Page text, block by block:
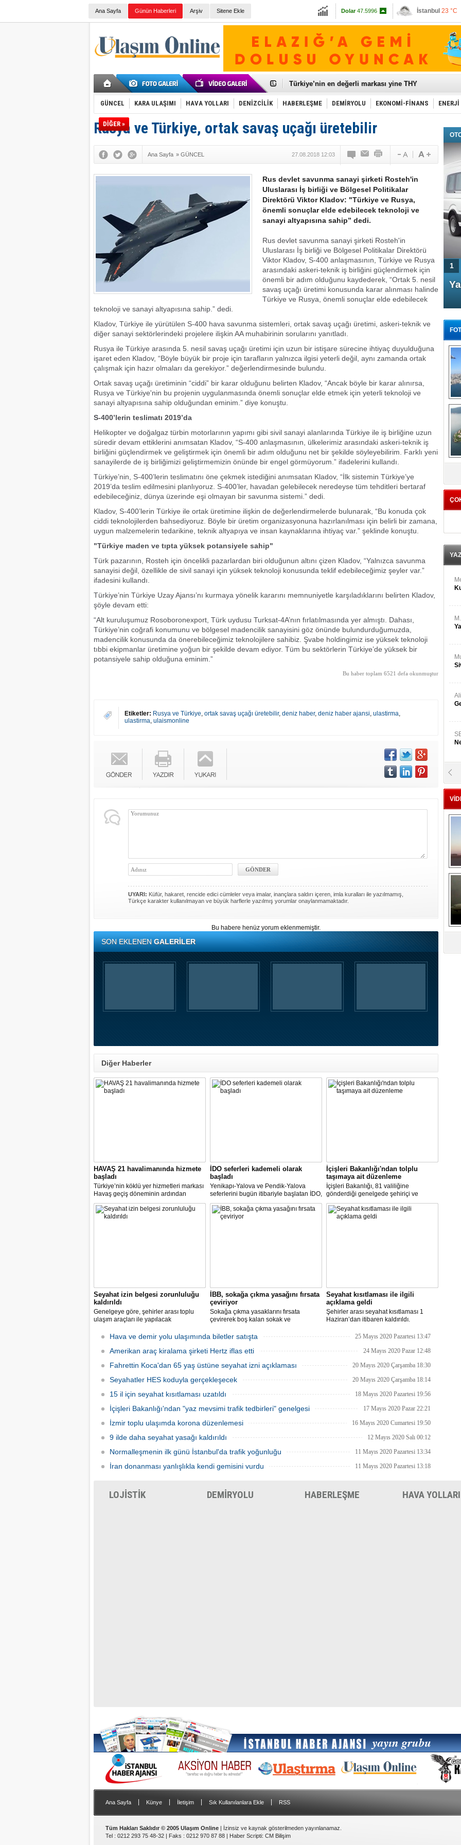
Ana Sayfa Günün Haberleri Arşiv Sitene Ekle Dolar47.5996
Euro54.823
İstanbul 23 °C
Ankara24 °C
Galataport Projesi'nde sona yaklaşıldı
BMW, deniz biyoyakıtını UECC, GoodShipping ile
Kiralık minibüse talep artışı var
VW'de üst düzey atama
Türkiye’nin en değerli markası yine THY
İzmir-Antalya seyahat süresi 3 saate inecek
Osmanlı'nın projesi ülkeye milyarlarca dolar gelir
Otomotivde üretim artıyor, satış beklentileri yükseldi
Toyota Türkiye, 800 kişi istihdam edecek
Otomobil ihracatı mayıs ayında yüzde 56 azaldı
HAVAŞ 21 havalimanında hizmete başladı
İran'a ait yük gemisi Irak karasularında battı
'Jet uçak' çözümü ile gemi ihracatına hareketlilik
Rus savaş gemisi Çanakkale Boğazı’ndan geçti
GÜNCEL KARA ULAŞIMI HAVA YOLLARI DENİZCİLİK HABERLEŞME DEMİRYOLU EKONOMİ-FİNANS ENERJİ
DİĞER »
Rusya ve Türkiye, ortak savaş uçağı üretebilir
Ana Sayfa » GÜNCEL 27.08.2018 12:03
Rus devlet savunma sanayi şirketi Rosteh'in
Uluslarası İş birliği ve Bölgesel Politikalar
Direktörü Viktor Kladov: "Türkiye ve Rusya,
önemli sonuçlar elde edebilecek teknoloji ve
sanayi altyapısına sahip” dedi.
Rus devlet savunma sanayi şirketi Rosteh'in
Uluslarası İş birliği ve Bölgesel Politikalar Direktörü
Viktor Kladov, S-400 anlaşmasının, Türkiye ve Rusya
arasındaki askeri-teknik iş birliğini güçlendirmek için
önemli bir adım olduğunu kaydederek, “Ortak 5. nesil
savaş uçağı üretimi konusunda karar alınması halinde
Türkiye ve Rusya, önemli sonuçlar elde edebilecek
teknoloji ve sanayi altyapısına sahip.” dedi.
Kladov, Türkiye ile yürütülen S-400 hava savunma sistemleri, ortak savaş uçağı üretimi, askeri-teknik ve
diğer sanayi sektörlerindeki projelere ilişkin AA muhabirinin sorularını yanıtladı.
Rusya ile Türkiye arasında 5. nesil savaş uçağı üretimi için uzun bir istişare sürecine ihtiyaç duyulduğuna
işaret eden Kladov, “Böyle büyük bir proje için tarafların yalnızca ilgisi yeterli değil, aynı zamanda ortak
çalışmak için hazır olmaları da gerekiyor.” değerlendirmesinde bulundu.
Ortak savaş uçağı üretiminin “ciddi” bir karar olduğunu belirten Kladov, “Ancak böyle bir karar alınırsa,
Rusya ve Türkiye'nin bu projenin uygulanmasında önemli sonuçlar elde etmek için yeterli teknoloji ve
sanayi altyapısına sahip olduğundan eminim.” diye konuştu.
S-400’lerin teslimatı 2019’da
Helikopter ve doğalgaz türbin motorlarının yapımı gibi sivil sanayi alanlarında Türkiye ile iş birliğine uzun
süredir devam ettiklerini anımsatan Kladov, “S-400 anlaşmasının, ülkelerimiz arasındaki askeri-teknik iş
birliğini güçlendirmek ve geliştirmek için önemli bir adım olduğunu net bir şekilde söyleyebilirim. Farklı yeni
sanayilerde de iş birliğimizi geliştirmemizin önünde bir engel görmüyorum.” ifadelerini kullandı.
Türkiye’nin, S-400’lerin teslimatını öne çekmek istediğini anımsatan Kladov, “İlk sistemin Türkiye’ye
2019’da teslim edilmesini planlıyoruz. S-400’ler, havadan gelebilecek neredeyse tüm tehditleri bertaraf
edebileceğiniz, dünya üzerinde eşi olmayan bir savunma sistemi.” dedi.
Kladov, S-400’lerin Türkiye ile ortak üretimine ilişkin de değerlendirmelerde bulunarak, “Bu konuda çok
ciddi teknolojilerden bahsediyoruz. Böyle bir üretim organizasyonuna hazırlanılması için belirli bir zamana,
uygun malzemelerin tedarikine, teknik altyapıya ve insan kaynaklarına ihtiyaç var.” şeklinde konuştu.
"Türkiye maden ve tıpta yüksek potansiyele sahip"
Türk pazarının, Rosteh için öncelikli pazarlardan biri olduğunun altını çizen Kladov, “Yalnızca savunma
sanayisi değil, özellikle de sivil sanayi için yüksek teknoloji konusunda teklif edebileceğimiz şeyler var.”
ifadesini kullandı.
Türkiye’nin Türkiye Uzay Ajansı’nı kurmaya yönelik kararını memnuniyetle karşıladıklarını belirten Kladov,
şöyle devam etti:
“Alt kuruluşumuz Rosoboronexport, Türk uydusu Turksat-4A’nın fırlatılmasında yer almıştı. Dahası,
Türkiye’nin coğrafi konumunu ve bölgesel madencilik sanayisini göz önünde bulundurduğumuzda,
madencilik konusunda da önerebileceğimiz teknolojilere sahibiz. Şvabe holdingimiz ise yüksek teknoloji
tıbbi ekipmanlar üretimine yoğun bir şekilde devam ediyor. Tüm bu sektörlerin Türkiye’de yüksek bir
potansiyele sahip olduğuna eminim.”
Bu haber toplam 6521 defa okunmuştur
Etiketler: Rusya ve Türkiye, ortak savaş uçağı üretebilir, deniz haber, deniz haber ajansi, ulastirma,
ulastirma, ulaismonline
UYARI: Küfür, hakaret, rencide edici cümleler veya imalar, inançlara saldırı içeren, imla kuralları ile yazılmamış,
Türkçe karakter kullanılmayan ve büyük harflerle yazılmış yorumlar onaylanmamaktadır.
Bu habere henüz yorum eklenmemiştir.
SON EKLENENGALERİLER
Diğer Haberler
HAVAŞ 21 havalimanında hizmete
başladı
Türkiye’nin köklü yer hizmetleri markası
Havaş geçiş döneminin ardından
koronavirüse karşı tüm önlemleri alarak
tarifeli yolcu seferlerine hizmet vermeye
başladı.
İDO seferleri kademeli olarak
başladı
Yenikapı-Yalova ve Pendik-Yalova
seferlerini bugün itibariyle başlatan İDO,
2 haziran itibariyle de bünyesinde
seferlerini kademeli olarak başlatacak.
İçişleri Bakanlığı'ndan tolplu
taşımaya ait düzenleme
İçişleri Bakanlığı, 81 valiliğine
gönderdiği genelgede şehiriçi ve
şehirlerarası yolcu taşımacılığında
yüzde 50 kapasite kullanma
zorunluluğunu kaldırdı.
Seyahat izin belgesi zorunluluğu
kaldırıldı
Genelgeye göre, şehirler arası toplu
ulaşım araçları ile yapılacak
zorunluluğu yürürlükten kaldırıldı.
İBB, sokağa çıkma yasağını fırsata
çeviriyor
Sokağa çıkma yasaklarını fırsata
çevirerek boş kalan sokak ve
yakalayan İBB, bu hafta sonu, şimdiye
kadarki en yüksek sayıdaki personeliyle
iş başında olacak.
Seyahat kısıtlaması ile ilgili
açıklama geldi
Şehirler arası seyahat kısıtlaması 1
Haziran’dan itibaren kaldırıldı.
bazı şehirler için seyahat kısıtlaması
Hava ve demir yolu ulaşımında biletler satışta 25 Mayıs 2020 Pazartesi 13:47
Amerikan araç kiralama şirketi Hertz iflas etti 24 Mayıs 2020 Pazar 12:48
Fahrettin Koca'dan 65 yaş üstüne seyahat izni açıklaması 20 Mayıs 2020 Çarşamba 18:30
Seyahatler HES koduyla gerçekleşecek 20 Mayıs 2020 Çarşamba 18:14
15 il için seyahat kısıtlaması uzatıldı 18 Mayıs 2020 Pazartesi 19:56
İçişleri Bakanlığı'ndan "yaz mevsimi trafik tedbirleri" genelgesi 17 Mayıs 2020 Pazar 22:21
İzmir toplu ulaşımda korona düzenlemesi 16 Mayıs 2020 Cumartesi 19:50
9 ilde daha seyahat yasağı kaldırıldı 12 Mayıs 2020 Salı 00:12
Normalleşmenin ilk günü İstanbul'da trafik yoğunluğu 11 Mayıs 2020 Pazartesi 13:34
İran donanması yanlışlıkla kendi gemisini vurdu 11 Mayıs 2020 Pazartesi 13:18
4 Kapılı AMG GT Coupe
Türkiye'de satışa çıktı
1
LOJİSTİK DEMİRYOLU HABERLEŞME HAVA YOLLARI
Ana Sayfa Künye İletişim Sık Kullanılanlara Ekle RSS
Tüm Hakları Saklıdır © 2005 Ulaşım Online | İzinsiz ve kaynak gösterilmeden yayınlanamaz.
Tel : 0212 293 75 48-32 | Faks : 0212 970 87 88 | Haber Scripti: CM Bilişim